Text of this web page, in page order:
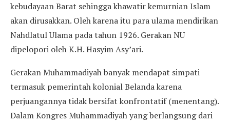
kebudayaan Barat sehingga khawatir kemurnian Islam
akan dirusakkan. Oleh karena itu para ulama mendirikan
Nahdlatul Ulama pada tahun 1926. Gerakan NU
dipelopori oleh K.H. Hasyim Asy’ari.
Gerakan Muhammadiyah banyak mendapat simpati
termasuk pemerintah kolonial Belanda karena
perjuangannya tidak bersifat konfrontatif (menentang).
Dalam Kongres Muhammadiyah yang berlangsung dari